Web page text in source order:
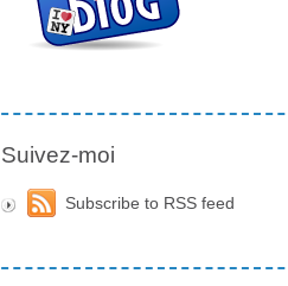
Suivez-moi
Subscribe to RSS feed